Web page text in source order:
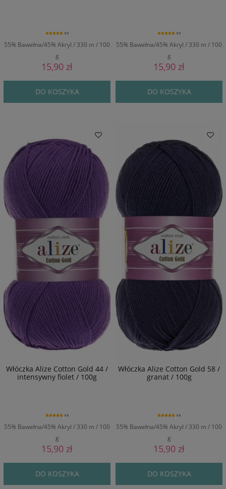
55% Bawełna/45% Akryl / 330 m / 100
g
5.0
15,90 zł
DO KOSZYKA
55% Bawełna/45% Akryl / 330 m / 100
g
5.0
15,90 zł
DO KOSZYKA
Włóczka Alize Cotton Gold 44 /
intensywny fiolet / 100g
55% Bawełna/45% Akryl / 330 m / 100
g
5.0
15,90 zł
DO KOSZYKA
Włóczka Alize Cotton Gold 58 /
granat / 100g
55% Bawełna/45% Akryl / 330 m / 100
g
5.0
15,90 zł
DO KOSZYKA